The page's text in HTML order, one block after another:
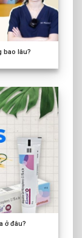
bao lâu?
ở đâu?